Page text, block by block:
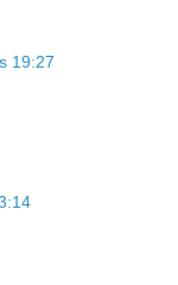
19:27